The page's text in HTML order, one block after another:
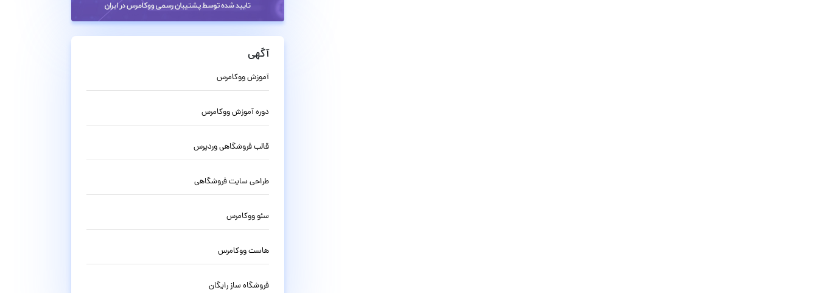
آگهی
آموزش ووکامرس
دوره آموزش ووکامرس
قالب فروشگاهی وردپرس
طراحی سایت فروشگاهی
سئو ووکامرس
هاست ووکامرس
فروشگاه ساز رایگان